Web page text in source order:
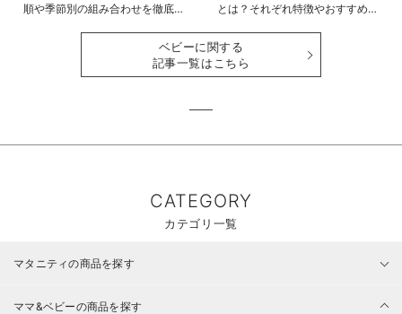
順や季節別の組み合わせを徹底解
とは？それぞれ特徴やおすすめ商
ベビーに関する
記事一覧はこちら
CATEGORY
カテゴリ一覧
マタニティの商品を探す
ママ&ベビーの商品を探す